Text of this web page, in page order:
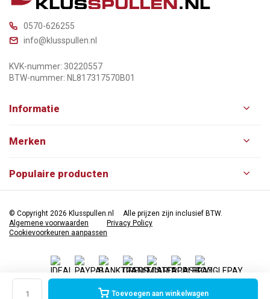
Toevoegen aan winkelwagen
0570-626255
info@klusspullen.nl
KVK-nummer: 30220557
BTW-nummer: NL817317570B01
Informatie
Merken
Populaire producten
© Copyright 2026 Klusspullen.nl
Alle prijzen zijn inclusief BTW.
Algemene voorwaarden
Privacy Policy
Cookievoorkeuren aanpassen